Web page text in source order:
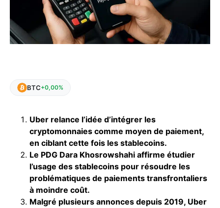
BTC+0,00%
Uber relance l’idée d’intégrer les
cryptomonnaies comme moyen de paiement,
en ciblant cette fois les stablecoins.
Le PDG Dara Khosrowshahi affirme étudier
l’usage des stablecoins pour résoudre les
problématiques de paiements transfrontaliers
à moindre coût.
Malgré plusieurs annonces depuis 2019, Uber